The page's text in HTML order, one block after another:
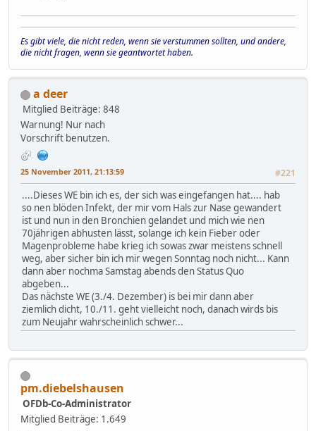
Es gibt viele, die nicht reden, wenn sie verstummen sollten, und andere,
die nicht fragen, wenn sie geantwortet haben.
a deer
Mitglied Beiträge: 848
Warnung! Nur nach
Vorschrift benutzen.
25 November 2011, 21:13:59 #221
....Dieses WE bin ich es, der sich was eingefangen hat.... hab
so nen blöden Infekt, der mir vom Hals zur Nase gewandert
ist und nun in den Bronchien gelandet und mich wie nen
70jährigen abhusten lässt, solange ich kein Fieber oder
Magenprobleme habe krieg ich sowas zwar meistens schnell
weg, aber sicher bin ich mir wegen Sonntag noch nicht... Kann
dann aber nochma Samstag abends den Status Quo
abgeben...
Das nächste WE (3./4. Dezember) is bei mir dann aber
ziemlich dicht, 10./11. geht vielleicht noch, danach wirds bis
zum Neujahr wahrscheinlich schwer...
pm.diebelshausen
OFDb-Co-Administrator
Mitglied Beiträge: 1.649